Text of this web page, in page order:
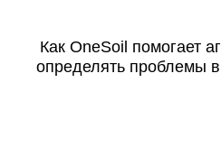
Как OneSoil помогает
определять проблемы